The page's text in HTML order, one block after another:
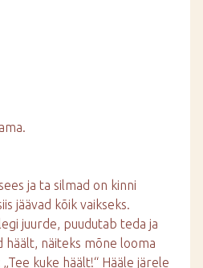
ja ta silmad on kinni
jäävad kõik vaikseks.
juurde, puudutab teda ja
näiteks mõne looma
kuke häält!“ Hääle järele